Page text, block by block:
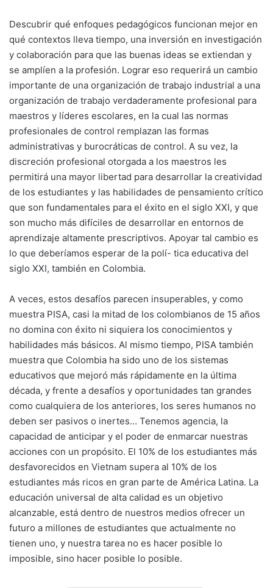
Descubrir qué enfoques pedagógicos funcionan mejor en
qué contextos lleva tiempo, una inversión en investigación
y colaboración para que las buenas ideas se extiendan y
se amplíen a la profesión. Lograr eso requerirá un cambio
importante de una organización de trabajo industrial a una
organización de trabajo verdaderamente profesional para
maestros y líderes escolares, en la cual las normas
profesionales de control remplazan las formas
administrativas y burocráticas de control. A su vez, la
discreción profesional otorgada a los maestros les
permitirá una mayor libertad para desarrollar la creatividad
de los estudiantes y las habilidades de pensamiento crítico
que son fundamentales para el éxito en el siglo XXI, y que
son mucho más difíciles de desarrollar en entornos de
aprendizaje altamente prescriptivos. Apoyar tal cambio es
lo que deberíamos esperar de la polí- tica educativa del
siglo XXI, también en Colombia.
A veces, estos desafíos parecen insuperables, y como
muestra PISA, casi la mitad de los colombianos de 15 años
no domina con éxito ni siquiera los conocimientos y
habilidades más básicos. Al mismo tiempo, PISA también
muestra que Colombia ha sido uno de los sistemas
educativos que mejoró más rápidamente en la última
década, y frente a desafíos y oportunidades tan grandes
como cualquiera de los anteriores, los seres humanos no
deben ser pasivos o inertes… Tenemos agencia, la
capacidad de anticipar y el poder de enmarcar nuestras
acciones con un propósito. El 10% de los estudiantes más
desfavorecidos en Vietnam supera al 10% de los
estudiantes más ricos en gran parte de América Latina. La
educación universal de alta calidad es un objetivo
alcanzable, está dentro de nuestros medios ofrecer un
futuro a millones de estudiantes que actualmente no
tienen uno, y nuestra tarea no es hacer posible lo
imposible, sino hacer posible lo posible.